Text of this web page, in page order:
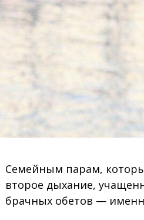
Семейным парам,
второе дыхание,
брачных обетов —